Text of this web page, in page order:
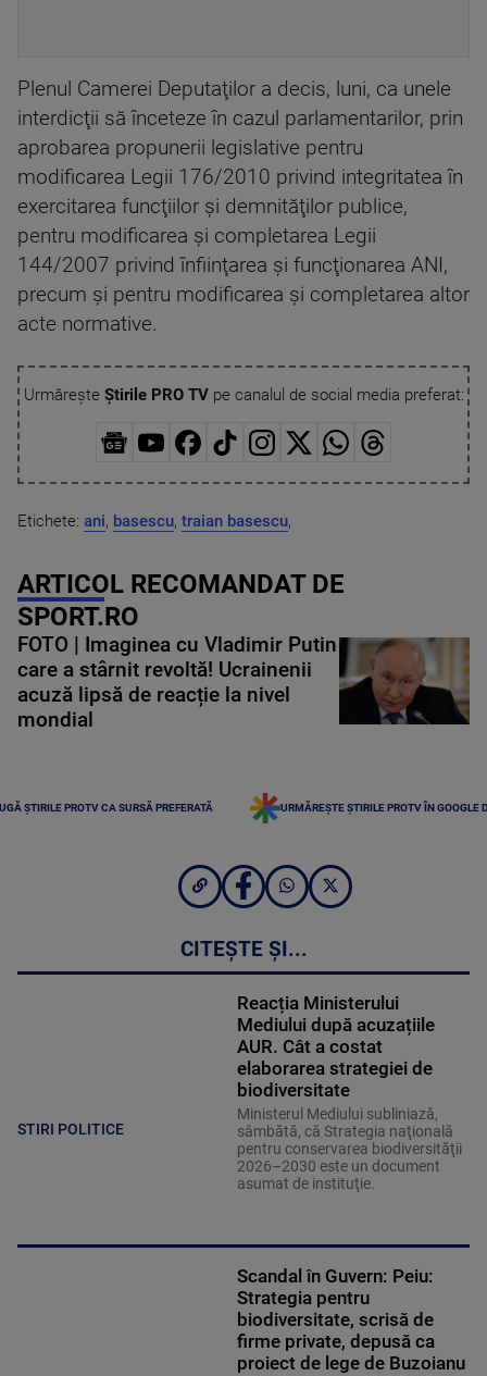
Plenul Camerei Deputaţilor a decis, luni, ca unele
interdicţii să înceteze în cazul parlamentarilor, prin
aprobarea propunerii legislative pentru
modificarea Legii 176/2010 privind integritatea în
exercitarea funcţiilor şi demnităţilor publice,
pentru modificarea şi completarea Legii
144/2007 privind înfiinţarea şi funcţionarea ANI,
precum şi pentru modificarea şi completarea altor
acte normative.
Urmărește Știrile PRO TVpe canalul de social media preferat:
Etichete: ani, basescu, traian basescu,
ARTICOL RECOMANDAT DE
SPORT.RO
FOTO | Imaginea cu Vladimir Putin
care a stârnit revoltă! Ucrainenii
acuză lipsă de reacție la nivel
mondial
ȘTIRILE PROTV CA SURSĂ PREFERATĂ URMĂREȘTE ȘTIRILE PROTV ÎN GOOGLE
CITEȘTE ȘI...
STIRI POLITICE
Reacția Ministerului
Mediului după acuzațiile
AUR. Cât a costat
elaborarea strategiei de
biodiversitate
Ministerul Mediului subliniază,
sâmbătă, că Strategia naţională
pentru conservarea biodiversităţii
2026–2030 este un document
asumat de instituţie.
Scandal în Guvern: Peiu:
Strategia pentru
biodiversitate, scrisă de
firme private, depusă ca
proiect de lege de Buzoianu